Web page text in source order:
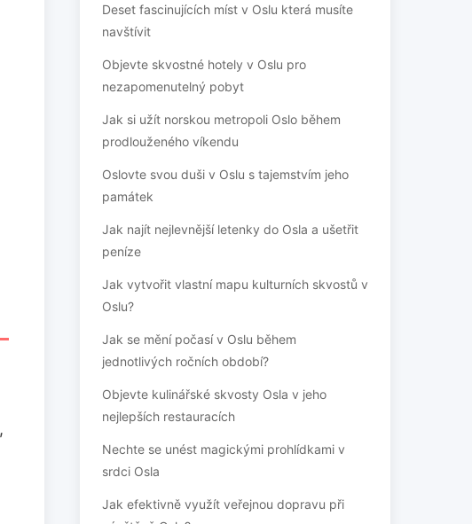
,
Deset fascinujících míst v Oslu která musíte
navštívit
Objevte skvostné hotely v Oslu pro
nezapomenutelný pobyt
Jak si užít norskou metropoli Oslo během
prodlouženého víkendu
Oslovte svou duši v Oslu s tajemstvím jeho
památek
Jak najít nejlevnější letenky do Osla a ušetřit
peníze
Jak vytvořit vlastní mapu kulturních skvostů v
Oslu?
Jak se mění počasí v Oslu během
jednotlivých ročních období?
Objevte kulinářské skvosty Osla v jeho
nejlepších restauracích
Nechte se unést magickými prohlídkami v
srdci Osla
Jak efektivně využít veřejnou dopravu při